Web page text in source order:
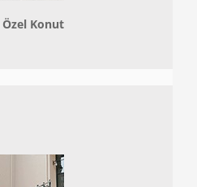
Özel Konut